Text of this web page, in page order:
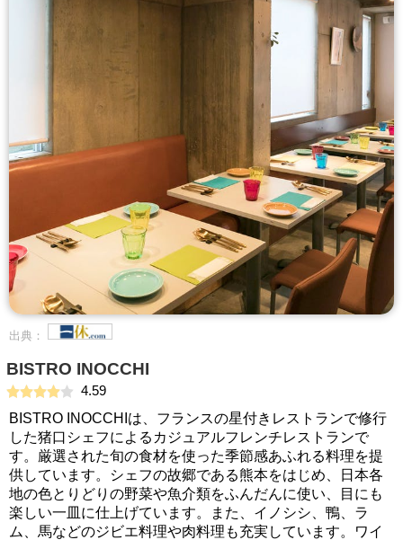
出典：
BISTRO INOCCHI
4.59
BISTRO INOCCHIは、フランスの星付きレストランで修行
した猪口シェフによるカジュアルフレンチレストランで
す。厳選された旬の食材を使った季節感あふれる料理を提
供しています。シェフの故郷である熊本をはじめ、日本各
地の色とりどりの野菜や魚介類をふんだんに使い、目にも
楽しい一皿に仕上げています。また、イノシシ、鴨、ラ
ム、馬などのジビエ料理や肉料理も充実しています。ワイ